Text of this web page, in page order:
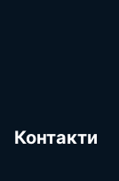
Контакти